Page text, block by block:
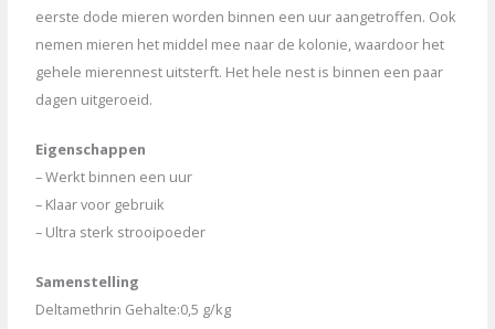
eerste dode mieren worden binnen een uur aangetroffen. Ook
nemen mieren het middel mee naar de kolonie, waardoor het
gehele mierennest uitsterft. Het hele nest is binnen een paar
dagen uitgeroeid.
Eigenschappen
– Werkt binnen een uur
– Klaar voor gebruik
– Ultra sterk strooipoeder
Samenstelling
Deltamethrin Gehalte:0,5 g/kg